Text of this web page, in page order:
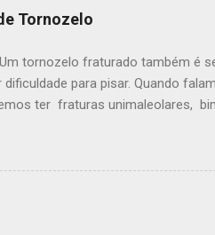
as lesões de joelho mais
Tornozelo
tornozelo fraturado também é
para pisar. Quando
ter fraturas unimaleolares,
em pé e pisar com dor a uma
grave. Quais as causas da
o futebol ou outro esporte -